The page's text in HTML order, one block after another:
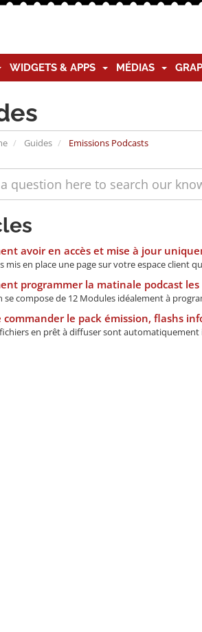
WIDGETS & APPS MÉDIAS
Guides Emissions Podcasts
avoir en accès et mise à jour
mis en place une page sur votre espace client
programmer la matinale podcast
se compose de 12 Modules idéalement à
commander le pack émission, flashs
en prêt à diffuser sont automatiquement